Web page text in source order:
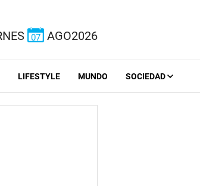
07 AGO2026
LIFESTYLE MUNDO SOCIEDAD